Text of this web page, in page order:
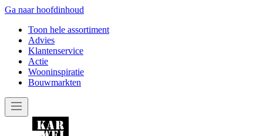
Ga naar hoofdinhoud
Toon hele assortiment
Advies
Klantenservice
Actie
Wooninspiratie
Bouwmarkten